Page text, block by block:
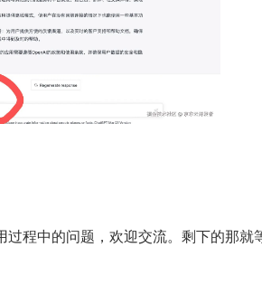
程中的问题，欢迎交流。剩下的那就